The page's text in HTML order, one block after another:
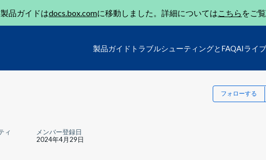
製品ガイドはdocs.box.comに移動しました。詳細についてはこちら をご
製品ガイド トラブルシューティングとFAQAIライ
フォローする
ィ
メンバー登録日
2024年4月29日